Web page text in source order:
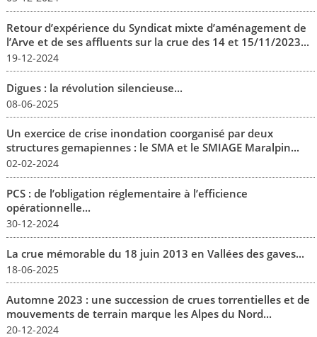
Retour d’expérience du Syndicat mixte d’aménagement de
l’Arve et de ses affluents sur la crue des 14 et 15/11/2023...
19-12-2024
Digues : la révolution silencieuse...
08-06-2025
Un exercice de crise inondation coorganisé par deux
structures gemapiennes : le SMA et le SMIAGE Maralpin...
02-02-2024
PCS : de l’obligation réglementaire à l’efficience
opérationnelle...
30-12-2024
La crue mémorable du 18 juin 2013 en Vallées des gaves...
18-06-2025
Automne 2023 : une succession de crues torrentielles et de
mouvements de terrain marque les Alpes du Nord...
20-12-2024